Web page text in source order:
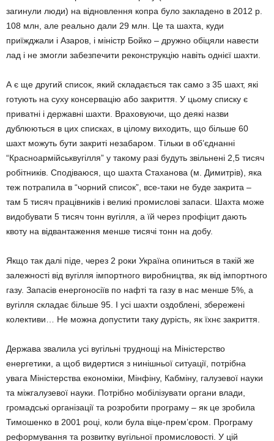
загинули люди) на відновлення копра було закладено в 2012 р.
108 млн, але реально дали 29 млн. Це та шахта, куди
приїжджали і Азаров, і міністр Бойко – дружно обіцяли навести
лад і не змогли забезпечити реконструкцію навіть однієї шахти.
А є ще другий список, який складається так само з 35 шахт, які
готують на суху консервацію або закриття. У цьому списку є
приватні і державні шахти. Враховуючи, що деякі назви
дублюються в цих списках, в цілому виходить, що більше 60
шахт можуть бути закриті незабаром. Тільки в об’єднанні
“Красноармійськвугілля” у такому разі будуть звільнені 2,5 тисяч
робітників. Сподіваюся, що шахта Стаханова (м. Димитрів), яка
теж потрапила в “чорний список”, все-таки не буде закрита –
там 5 тисяч працівників і великі промислові запаси. Шахта може
видобувати 5 тисяч тонн вугілля, а їй через профіцит дають
квоту на відвантаження менше тисячі тонн на добу.
Якщо так далі піде, через 2 роки Україна опиниться в такій же
залежності від вугілля імпортного виробництва, як від імпортного
газу. Запасів енергоносіїв по нафті та газу в нас менше 5%, а
вугілля складає більше 95. І усі шахти оздоблені, збережені
колективи… Не можна допустити таку дурість, як їхнє закриття.
Держава звалила усі вугільні труднощі на Міністерство
енергетики, а щоб видертися з нинішньої ситуації, потрібна
увага Міністерства економіки, Мінфіну, Кабміну, галузевої науки
та міжгалузевої науки. Потрібно мобілізувати органи влади,
громадські організації та розробити програму – як це зробила
Тимошенко в 2001 році, коли була віце-прем’єром. Програму
реформування та розвитку вугільної промисловості. У цій